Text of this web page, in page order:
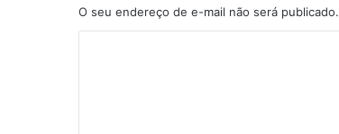
O seu endereço de e-mail não será publicado.